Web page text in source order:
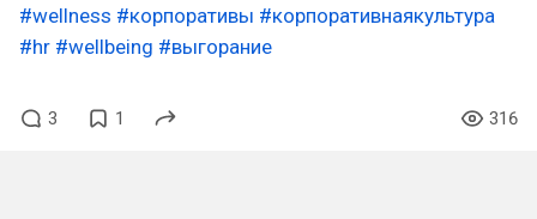
#wellness #корпоративы #корпоративнаякультура
#hr #wellbeing #выгорание
3 1 316